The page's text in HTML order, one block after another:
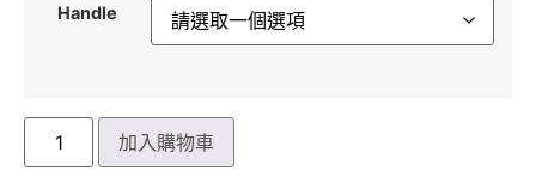
Handle
加入購物車